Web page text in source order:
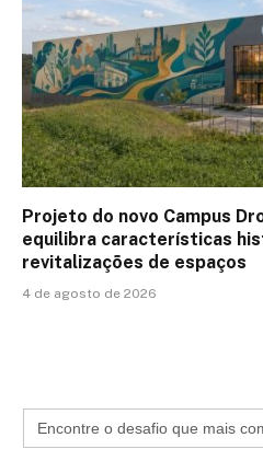
Projeto do novo Campus
equilibra características
revitalizações de espaços
4 de agosto de 2026